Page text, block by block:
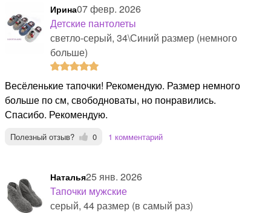
Ирина07 февр. 2026
Детские пантолеты
светло-серый, 34\Синий размер (немного
больше)
Весёленькие тапочки! Рекомендую. Размер немного
больше по см, свободноваты, но понравились.
Спасибо. Рекомендую.
Полезный отзыв? 0 1 комментарий
наталья25 янв. 2026
Тапочки мужские
серый, 44 размер (в самый раз)